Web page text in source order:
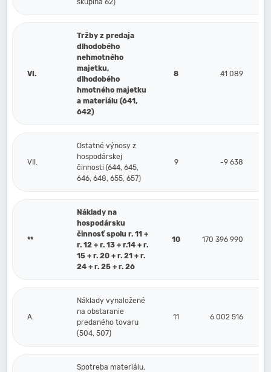
skupina 62)
VI.
Tržby z predaja
dlhodobého
nehmotného
majetku,
dlhodobého
hmotného majetku
a materiálu (641,
642)
8 41 089
VII.
Ostatné výnosy z
hospodárskej
činnosti (644, 645,
646, 648, 655, 657)
9 -9 638
**
Náklady na
hospodársku
činnosť spolu r. 11 +
r. 12 + r. 13 + r.14 + r.
15 + r. 20 + r. 21 + r.
24 + r. 25 + r. 26
10 170 396 990
A.
Náklady vynaložené
na obstaranie
predaného tovaru
(504, 507)
11 6 002 516
Spotreba materiálu,